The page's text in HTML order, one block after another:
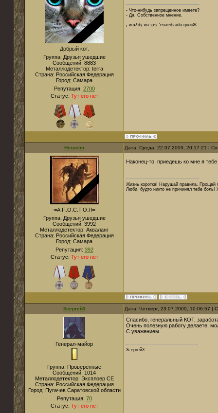
Добрый кот.
Группа: Друзья ушедшие
Сообщений: 8883
Металлодетектор: terra
Страна: Российская Федерация
Город: Cамара
Репутация: 2700
Статус: Тут его нет
- Что-нибудь запрещенное имеете?
- Да. Собственное мнение.
¡ иɯʎdʞ ин ʞɐʞ 'ɐнɔɐdʞǝdu qнεиЖ
Heruvim Дата: Среда, 22.07.2009, 20:17:21 |
-=А.П.О.С.Т.О.Л=-
Группа: Друзья ушедшие
Сообщений: 3992
Металлодетектор: Акваланг
Страна: Российская Федерация
Город: Самара
Репутация: 392
Статус: Тут его нет
Наконец-то, приедешь ко мне я
Жизнь коротка! Нарушай правила. Прощай
Люби, будто никто не причинял тебе
3сергей3 Дата: Четверг, 23.07.2009, 10:06:57 |
Генерал-майор
Группа: Проверенные
Сообщений: 1014
Металлодетектор: Эксплоер СЕ
Страна: Российская Федерация
Город: Пугачев Саратовской области
Репутация: 70
Статус: Тут его нет
Спасибо, генеральный КОТ,
Очень полезную работу делаете,
С уважением.
3сергей3